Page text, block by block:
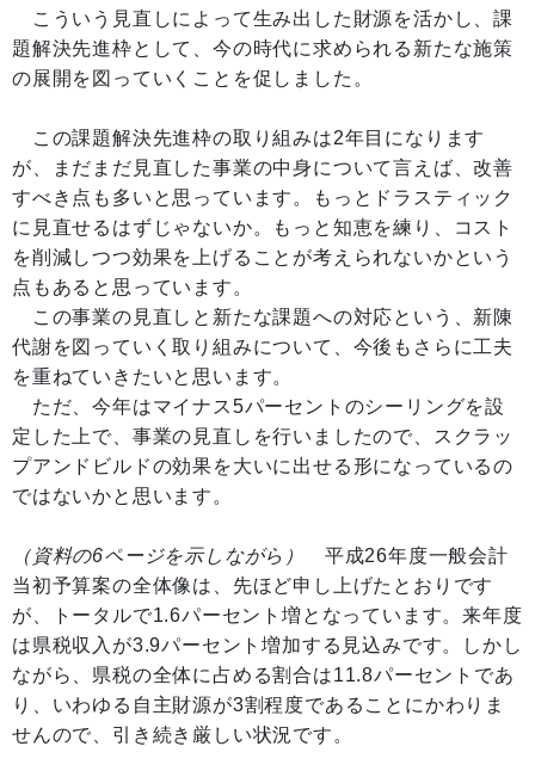
こういう見直しによって生み出した財源を活かし、課
題解決先進枠として、今の時代に求められる新たな施策
の展開を図っていくことを促しました。
この課題解決先進枠の取り組みは2年目になります
が、まだまだ見直した事業の中身について言えば、改善
すべき点も多いと思っています。もっとドラスティック
に見直せるはずじゃないか。もっと知恵を練り、コスト
を削減しつつ効果を上げることが考えられないかという
点もあると思っています。
この事業の見直しと新たな課題への対応という、新陳
代謝を図っていく取り組みについて、今後もさらに工夫
を重ねていきたいと思います。
ただ、今年はマイナス5パーセントのシーリングを設
定した上で、事業の見直しを行いましたので、スクラッ
プアンドビルドの効果を大いに出せる形になっているの
ではないかと思います。
（資料の6ページを示しながら）
平成26年度一般会計
当初予算案の全体像は、先ほど申し上げたとおりです
が、トータルで1.6パーセント増となっています。来年度
は県税収入が3.9パーセント増加する見込みです。しかし
ながら、県税の全体に占める割合は11.8パーセントであ
り、いわゆる自主財源が3割程度であることにかわりま
せんので、引き続き厳しい状況です。